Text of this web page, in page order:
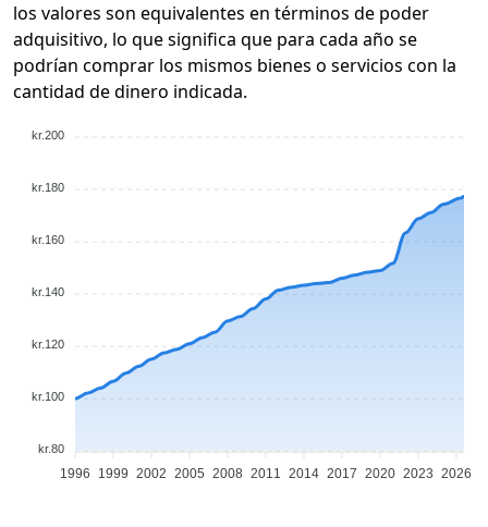
los valores son equivalentes en términos de poder
adquisitivo, lo que significa que para cada año se
podrían comprar los mismos bienes o servicios con la
cantidad de dinero indicada.
kr.200
kr.180
kr.160
kr.140
kr.120
kr.100
kr.80
1996 1999 2002 2005 2008 2011 2014 2017 2020 2023 2026